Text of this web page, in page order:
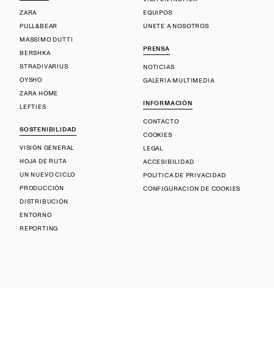
ZARA
PULL&BEAR
MASSIMO DUTTI
BERSHKA
STRADIVARIUS
OYSHO
ZARA HOME
LEFTIES
SOSTENIBILIDAD
VISIÓN GENERAL
HOJA DE RUTA
UN NUEVO CICLO
PRODUCCIÓN
DISTRIBUCIÓN
ENTORNO
REPORTING
EQUIPOS
ÚNETE A NOSOTROS
PRENSA
NOTICIAS
GALERÍA MULTIMEDIA
INFORMACIÓN
CONTACTO
COOKIES
LEGAL
ACCESIBILIDAD
POLÍTICA DE PRIVACIDAD
CONFIGURACIÓN DE COOKIES